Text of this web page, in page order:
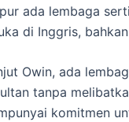
ada lembaga
di Inggris,
Owin, ada
tanpa
komitmen